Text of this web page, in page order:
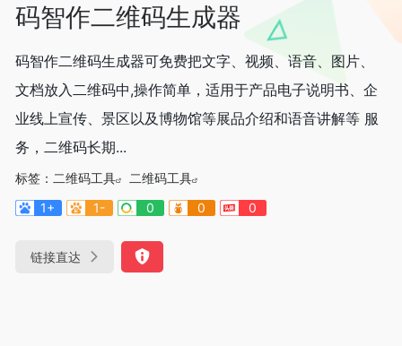
码智作二维码生成器
码智作二维码生成器可免费把文字、视频、语音、图片、
文档放入二维码中,操作简单，适用于产品电子说明书、企
业线上宣传、景区以及博物馆等展品介绍和语音讲解等 服
务，二维码长期...
标签： 二维码工具
二维码工具
1+
1- 0 0 0
链接直达